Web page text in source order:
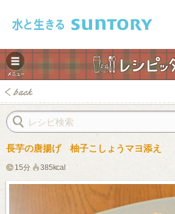
レシピ
長芋の唐揚げ 柚子こしょうマヨ添え
15分 385kcal